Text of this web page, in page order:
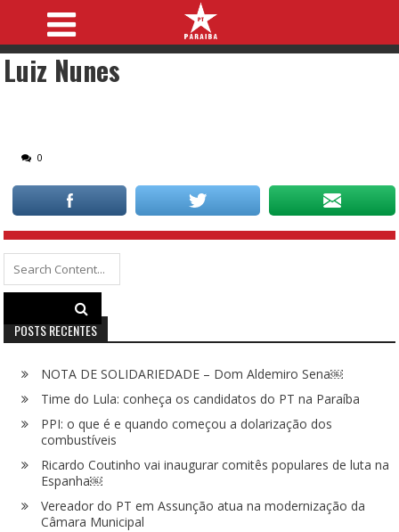
Luiz Nunes
0
Search
for:
POSTS RECENTES
NOTA DE SOLIDARIEDADE – Dom Aldemiro Sena￼
Time do Lula: conheça os candidatos do PT na Paraíba
PPI: o que é e quando começou a dolarização dos
combustíveis
Ricardo Coutinho vai inaugurar comitês populares de luta na
Espanha￼
Vereador do PT em Assunção atua na modernização da
Câmara Municipal